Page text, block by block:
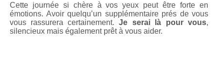
Cette journée si chère à vos yeux peut être forte en
émotions. Avoir quelqu’un supplémentaire prés de vous
vous rassurera certainement. Je serai là pour vous,
silencieux mais également prêt à vous aider.